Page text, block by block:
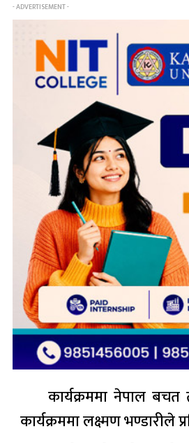
- ADVERTISEMENT -
कार्यक्रममा नेपाल
कार्यक्रममा लक्ष्मण भण्डारीले